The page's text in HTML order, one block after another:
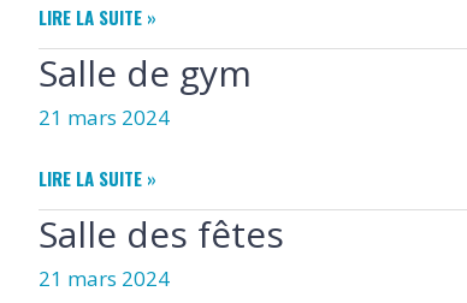
OFFICE
DE
TOURISME
DE
LOIX
LIRE LA SUITE »
Salle de gym
21 mars 2024
SALLE
DE
GYM
LIRE LA SUITE »
Salle des fêtes
21 mars 2024